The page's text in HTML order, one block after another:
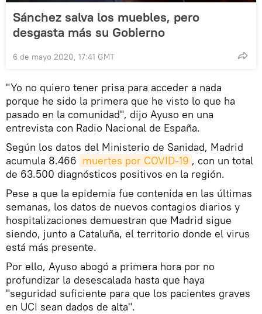
Sánchez salva los muebles, pero
desgasta más su Gobierno
6 de mayo 2020, 17:41 GMT
"Yo no quiero tener prisa para acceder a nada
porque he sido la primera que he visto lo que ha
pasado en la comunidad", dijo Ayuso en una
entrevista con Radio Nacional de España.
Según los datos del Ministerio de Sanidad, Madrid
acumula 8.466 muertes por COVID-19 , con un total
de 63.500 diagnósticos positivos en la región.
Pese a que la epidemia fue contenida en las últimas
semanas, los datos de nuevos contagios diarios y
hospitalizaciones demuestran que Madrid sigue
siendo, junto a Cataluña, el territorio donde el virus
está más presente.
Por ello, Ayuso abogó a primera hora por no
profundizar la desescalada hasta que haya
"seguridad suficiente para que los pacientes graves
en UCI sean dados de alta".